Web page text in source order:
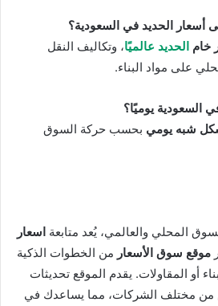
خام الحديد عالميًا، وتكاليف النقل
على مواد البناء.
شبه يومي بحسب حركة السوق
المحلي والعالمي، يُعد متابعة اسعار
موقع سوق الأسعار من الخطوات الذكية
أو المقاولات. يقدم الموقع تحديثات
من مختلف الشركات، مما يساعدك في